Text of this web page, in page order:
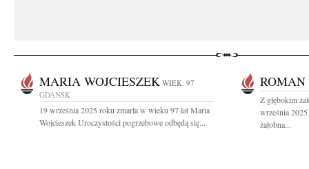
MARIA WOJCIESZEK WIEK: 97
GDAŃSK
19 września 2025 roku zmarła w wieku 97 lat Maria
Wojcieszek Uroczystości pogrzebowe odbędą się...
ROMAN
Z głębokim
września
żałobna...